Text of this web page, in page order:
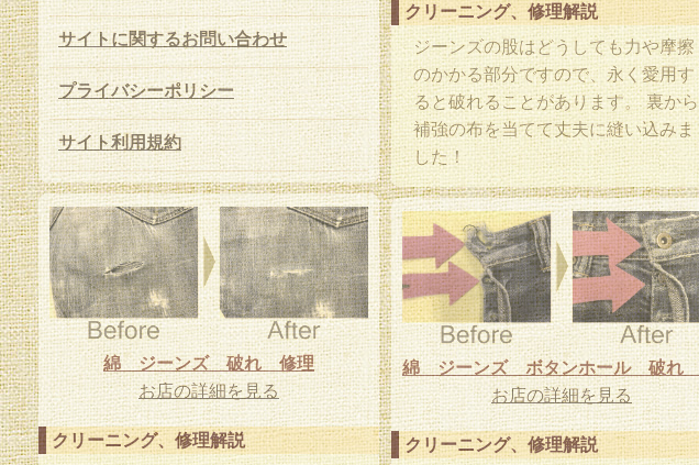
サイトに関するお問い合わせ
プライバシーポリシー
サイト利用規約
クリーニング、修理解説
ジーンズの股はどうしても力や摩擦
のかかる部分ですので、永く愛用す
ると破れることがあります。 裏から
補強の布を当てて丈夫に縫い込みま
した！
綿 ジーンズ 破れ 修理
お店の詳細を見る
クリーニング、修理解説
お店の詳細を見る
クリーニング、修理解説